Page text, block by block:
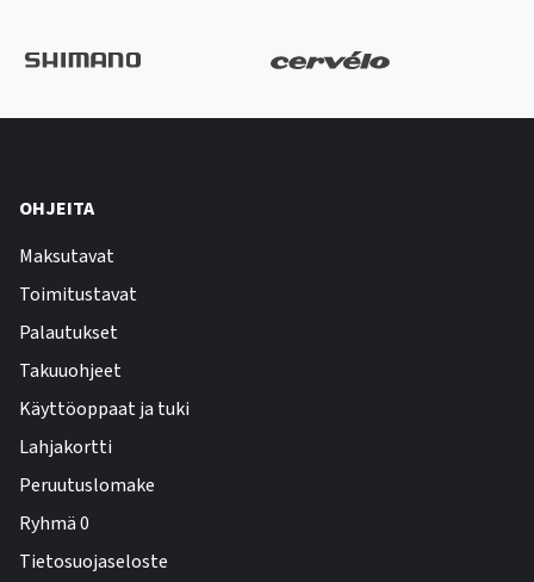
OHJEITA
Maksutavat
Toimitustavat
Palautukset
Takuuohjeet
Käyttöoppaat ja tuki
Lahjakortti
Peruutuslomake
Ryhmä 0
Tietosuojaseloste